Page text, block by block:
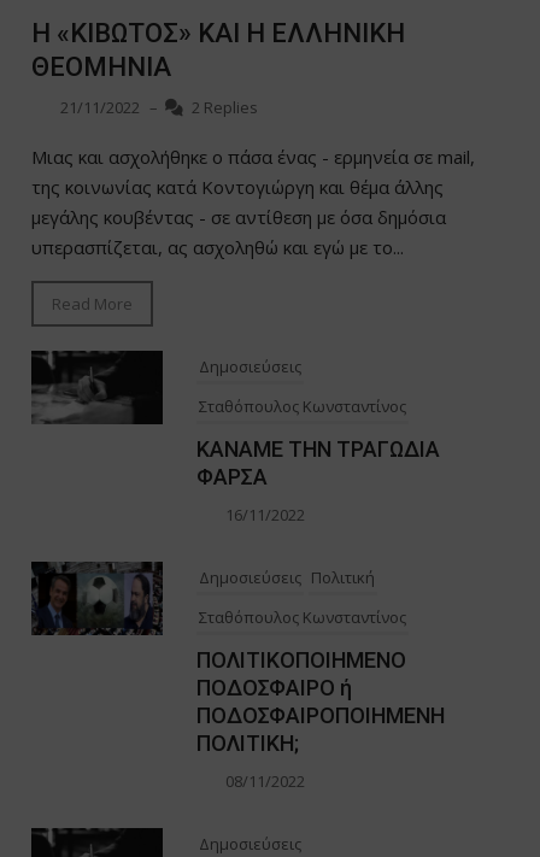
Η «ΚΙΒΩΤΟΣ» ΚΑΙ Η ΕΛΛΗΝΙΚΗ
ΘΕΟΜΗΝΙΑ
21/11/2022 – 2 Replies
Μιας και ασχολήθηκε ο πάσα ένας - ερμηνεία σε mail,
της κοινωνίας κατά Κοντογιώργη και θέμα άλλης
μεγάλης κουβέντας - σε αντίθεση με όσα δημόσια
υπερασπίζεται, ας ασχοληθώ και εγώ με το...
Read More
Δημοσιεύσεις
Σταθόπουλος Κωνσταντίνος
ΚΑΝΑΜΕ ΤΗΝ ΤΡΑΓΩΔΙΑ
ΦΑΡΣΑ
16/11/2022
Δημοσιεύσεις Πολιτική
Σταθόπουλος Κωνσταντίνος
ΠΟΛΙΤΙΚΟΠΟΙΗΜΕΝΟ
ΠΟΔΟΣΦΑΙΡΟ ή
ΠΟΔΟΣΦΑΙΡΟΠΟΙΗΜΕΝΗ
ΠΟΛΙΤΙΚΗ;
08/11/2022
Δημοσιεύσεις